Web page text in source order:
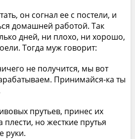
он согнал ее с постели, и
домашней работой. Так
дней, ни плохо, ни хорошо,
Тогда муж говорит:
не получится, мы вот
Принимайся-ка ты
прутьев, принес их
но жесткие прутья
руки.